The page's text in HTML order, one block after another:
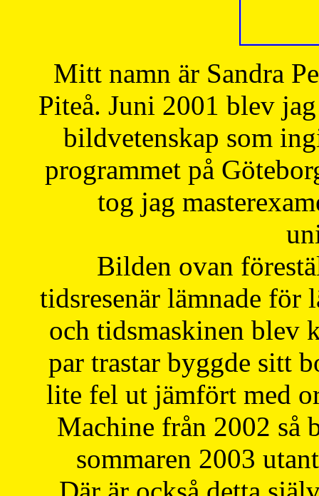
Mitt namn är Sandra
Piteå. Juni 2001 blev
bildvetenskap som
programmet på
tog jag
Bilden ovan
tidsresenär lämnade för
och tidsmaskinen blev
par trastar byggde sitt
lite fel ut jämfört med
Machine från 2002 så
sommaren 2003